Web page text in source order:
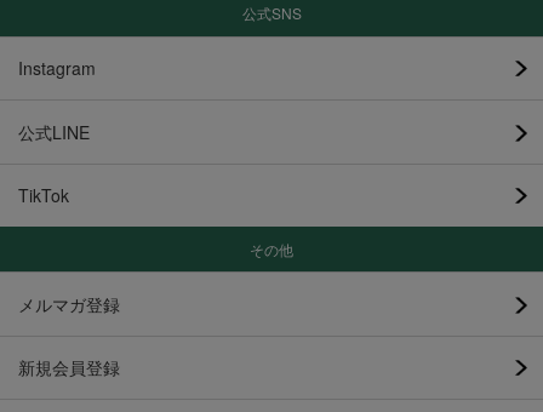
公式SNS
Instagram
公式LINE
TikTok
その他
メルマガ登録
新規会員登録